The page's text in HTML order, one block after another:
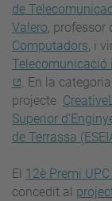
de
Valero , professor
Computadors , i
Telecomunicació
. En la
projecte
Superior
de Terrassa
El 12è Premi
concedit al